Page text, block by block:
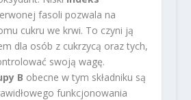
fasoli pozwala na
cukru we krwi. To czyni ją
dla osób z cukrzycą oraz tych,
swoją wagę.
B obecne w tym składniku są
funkcjonowania